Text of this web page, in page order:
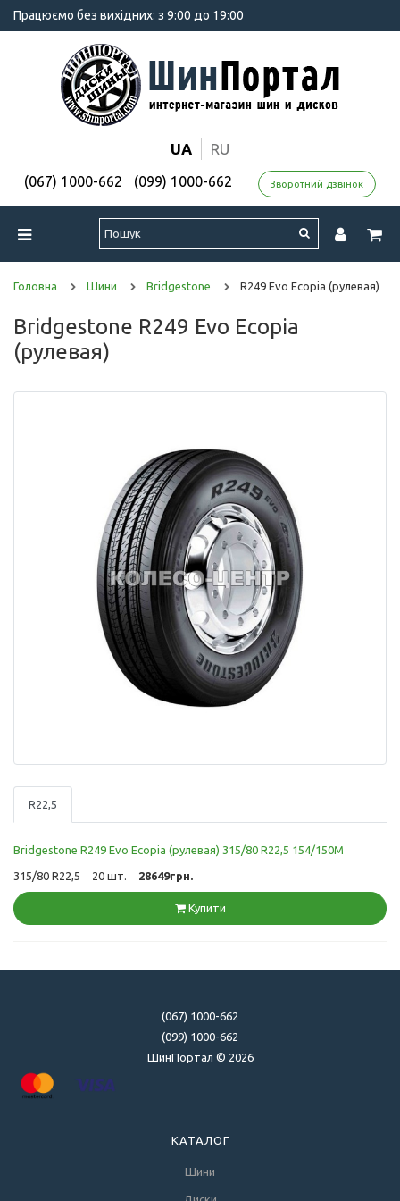
Працюємо без вихідних: з 9:00 до 19:00
UA RU
(067) 1000-662 (099) 1000-662 Зворотний дзвінок
Головна Шини Bridgestone R249 Evo Ecopia (рулевая)
Bridgestone R249 Evo Ecopia
(рулевая)
R22,5
Bridgestone R249 Evo Ecopia (рулевая) 315/80 R22,5 154/150M
315/80 R22,5 20 шт. 28649грн.
Купити
(067) 1000-662
(099) 1000-662
ШинПортал © 2026
КАТАЛОГ
Шини